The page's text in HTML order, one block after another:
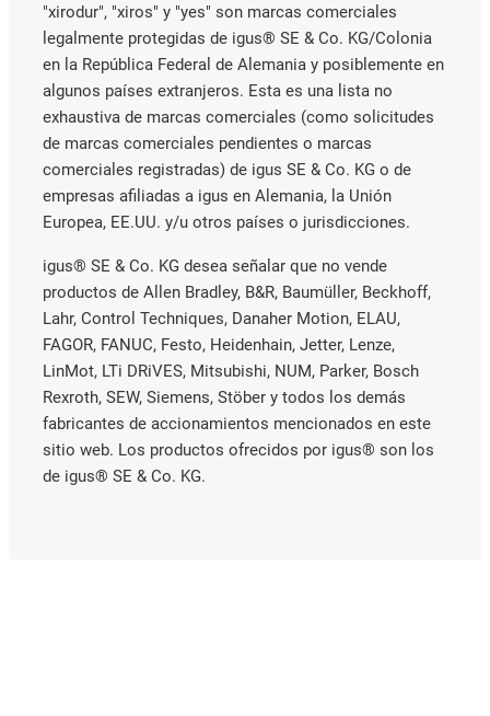
"xirodur", "xiros" y "yes" son marcas comerciales
legalmente protegidas de igus® SE & Co. KG/Colonia
en la República Federal de Alemania y posiblemente en
algunos países extranjeros. Esta es una lista no
exhaustiva de marcas comerciales (como solicitudes
de marcas comerciales pendientes o marcas
comerciales registradas) de igus SE & Co. KG o de
empresas afiliadas a igus en Alemania, la Unión
Europea, EE.UU. y/u otros países o jurisdicciones.
igus® SE & Co. KG desea señalar que no vende
productos de Allen Bradley, B&R, Baumüller, Beckhoff,
Lahr, Control Techniques, Danaher Motion, ELAU,
FAGOR, FANUC, Festo, Heidenhain, Jetter, Lenze,
LinMot, LTi DRiVES, Mitsubishi, NUM, Parker, Bosch
Rexroth, SEW, Siemens, Stöber y todos los demás
fabricantes de accionamientos mencionados en este
sitio web. Los productos ofrecidos por igus® son los
de igus® SE & Co. KG.